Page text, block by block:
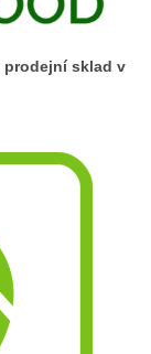
prodejní sklad v